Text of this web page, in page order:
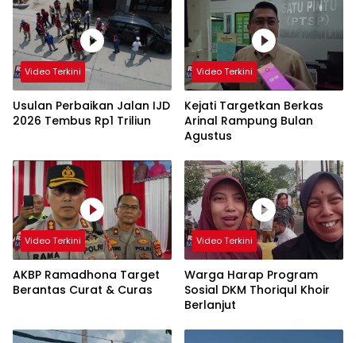
Video Terkini
Usulan Perbaikan Jalan IJD
2026 Tembus Rp1 Triliun
Video Terkini
Kejati Targetkan Berkas
Arinal Rampung Bulan
Agustus
Video Terkini
AKBP Ramadhona Target
Berantas Curat & Curas
Video Terkini
Warga Harap Program
Sosial DKM Thoriqul Khoir
Berlanjut